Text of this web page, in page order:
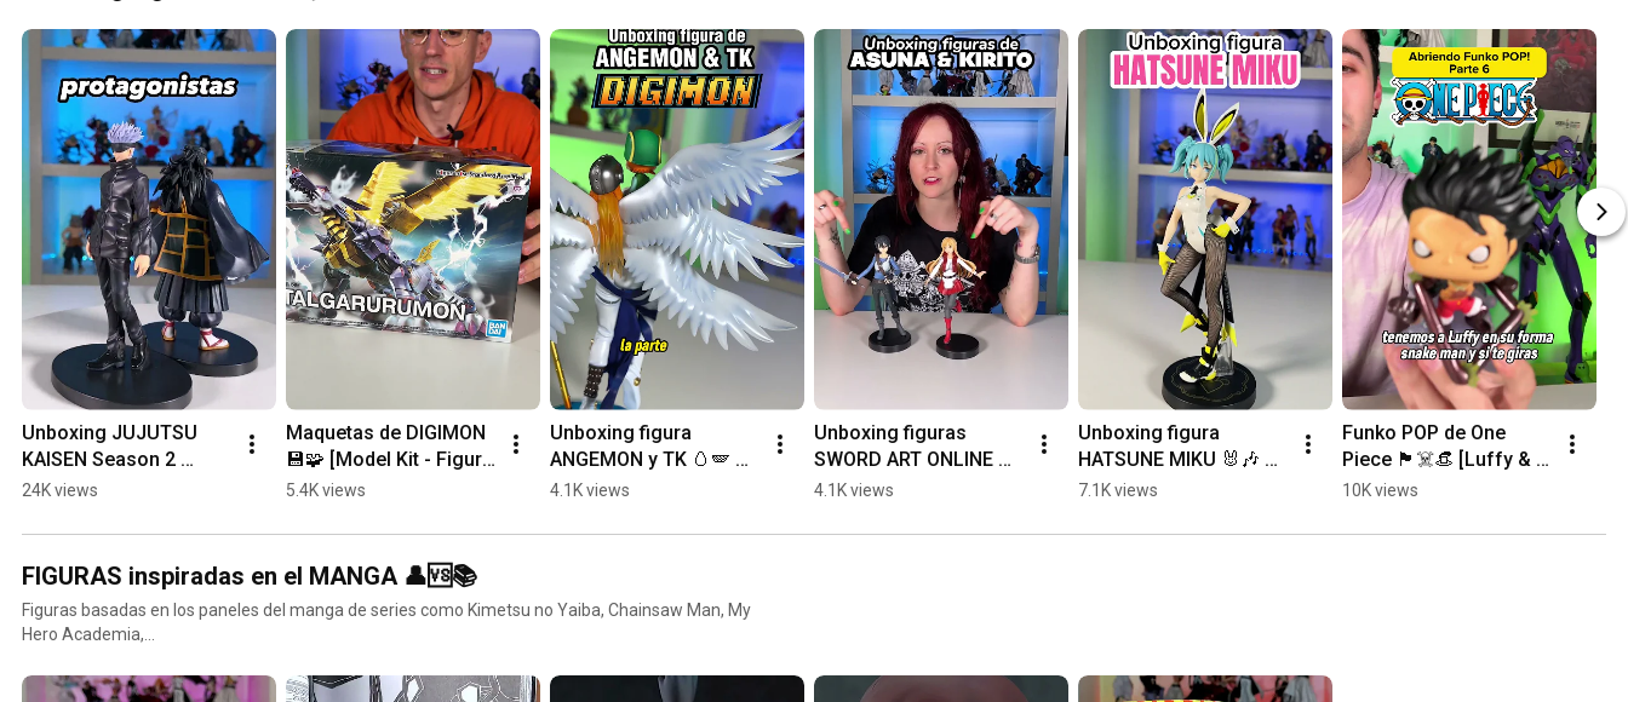
Unboxing JUJUTSU
KAISEN Season 2
figures 👁️ [Gojo &
24K views
Maquetas de DIGIMON
💾🧩 [Model Kit - Figure
Rise Amplified]
5.4K views
Unboxing figura
ANGEMON y TK 🥚🪽
[Digimon - Mega
4.1K views
Unboxing figuras
SWORD ART ONLINE 🗡️
🌐 [Asuna & Kirito]
4.1K views
Unboxing figura
HATSUNE MIKU 🐰🎶
[Street Version -
Bunnies]
7.1K views
Funko POP de One
Piece 🏴‍☠️👒 [Luffy &
Jimbe]
10K views
FIGURAS inspiradas en el MANGA 👤🆚📚
Figuras basadas en los paneles del manga de series como Kimetsu no Yaiba, Chainsaw Man, My
Hero Academia,...